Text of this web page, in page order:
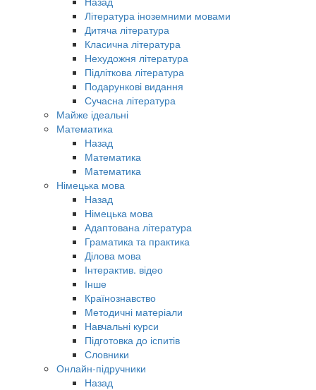
Література іноземними мовами
Дитяча література
Класична література
Нехудожня література
Підліткова література
Подарункові видання
Сучасна література
Майже ідеальні
Математика
Назад
Математика
Математика
Німецька мова
Назад
Німецька мова
Адаптована література
Граматика та практика
Ділова мова
Інтерактив. відео
Інше
Країнознавство
Методичні матеріали
Навчальні курси
Підготовка до іспитів
Словники
Онлайн-підручники
Назад